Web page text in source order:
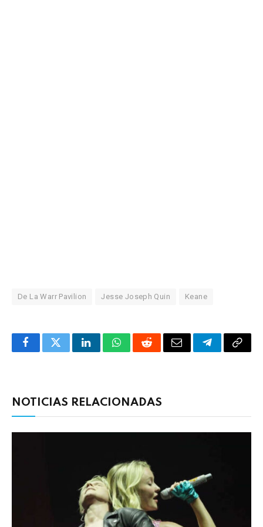
De La Warr Pavilion Jesse Joseph Quin Keane
FacebookTwitterLinkedInWhatsAppRedditCorreoTelegrama
NOTICIAS RELACIONADAS